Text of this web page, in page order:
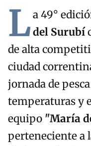
La 49°
del Surubí
de alta
ciudad
jornada de
temperaturas y
equipo "María
perteneciente a